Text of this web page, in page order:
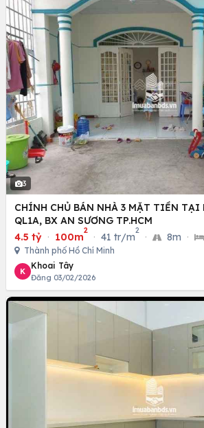
3
CHÍNH CHỦ BÁN NHÀ 3 MẶT TIỀN
QL1A, BX AN SƯƠNG TP.HCM
4.5 tỷ · 100m
2
· 41 tr/m
2
· 8m ·
Thành phố Hồ Chí Minh
K
Khoai Tây
Đăng 03/02/2026